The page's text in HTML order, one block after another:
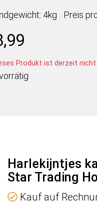
4kg Preis
Produkt ist derzeit
Harlekijntjes
Star Trading
Kauf auf